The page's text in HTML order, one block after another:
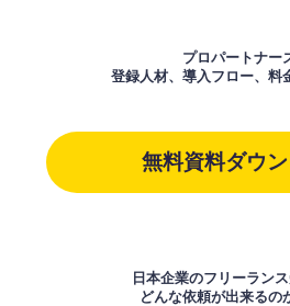
プロパートナー
登録人材、導入フロー、料
無料資料ダウ
日本企業のフリーラン
どんな依頼が出来るの